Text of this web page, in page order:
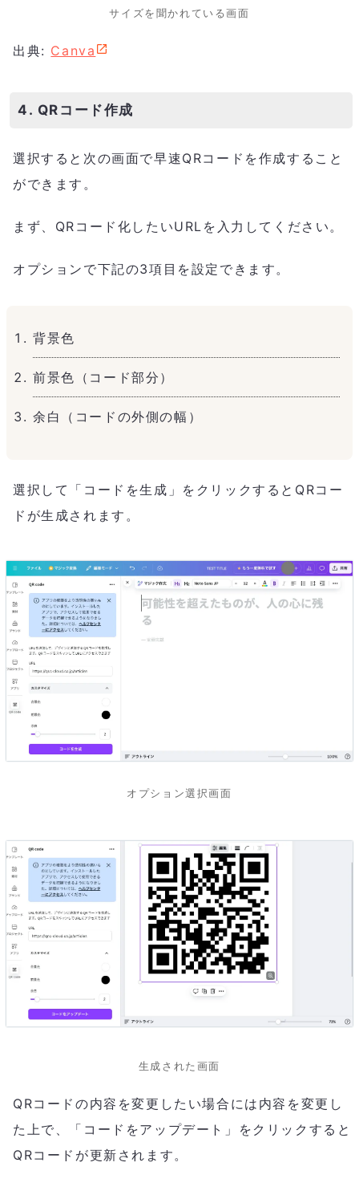
サイズを聞かれている画面
出典: Canva
4. QRコード作成
選択すると次の画面で早速QRコードを作成すること
ができます。
まず、QRコード化したいURLを入力してください。
オプションで下記の3項目を設定できます。
背景色
前景色（コード部分）
余白（コードの外側の幅）
選択して「コードを生成」をクリックするとQRコー
ドが生成されます。
オプション選択画面
生成された画面
QRコードの内容を変更したい場合には内容を変更し
た上で、「コードをアップデート」をクリックすると
QRコードが更新されます。